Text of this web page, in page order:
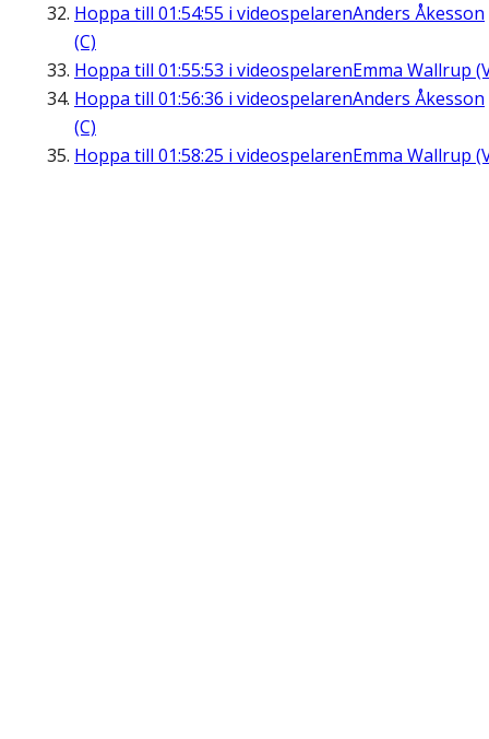
Hoppa till 01:54:55 i videospelarenAnders Åkesson
(C)
Hoppa till 01:55:53 i videospelarenEmma Wallrup
Hoppa till 01:56:36 i videospelarenAnders Åkesson
(C)
Hoppa till 01:58:25 i videospelarenEmma Wallrup